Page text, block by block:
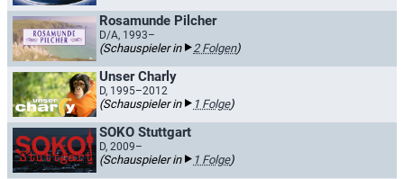
Rosamunde Pilcher
D/A, 1993–
(Schauspieler in 2 Folgen)
Unser Charly
D, 1995–2012
(Schauspieler in 1 Folge)
SOKO Stuttgart
D, 2009–
(Schauspieler in 1 Folge)